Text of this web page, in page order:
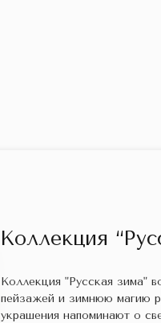
Коллекция
Коллекция "Русская зима"
пейзажей и зимнюю магию
украшения напоминают о